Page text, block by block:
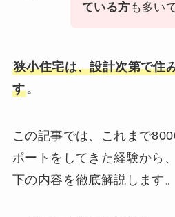
ている方 も多い
狭小住宅は、設計次第で住
す。
この記事では、これまで
ポートをしてきた経験から
下の内容を徹底解説します。